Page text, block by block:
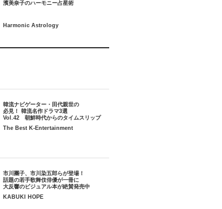
韓流ナビゲーター・田代親世の
必見！ 韓流名作ドラマ3選
Vol.42 朝鮮時代からのタイムスリップ
The Best K-Entertainment
市川團子、市川染五郎らが登場！
話題の若手歌舞伎俳優が一冊に
大反響のビジュアル本が絶賛発売中
KABUKI HOPE